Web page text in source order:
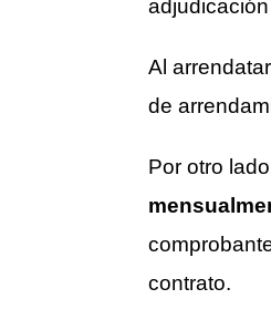
Al
de
Por otro
contrato.